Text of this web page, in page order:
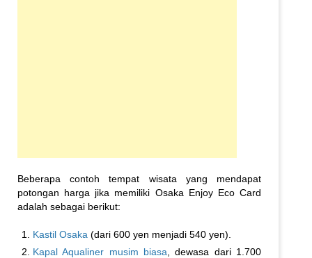
Beberapa contoh tempat wisata yang mendapat
potongan harga jika memiliki Osaka Enjoy Eco Card
adalah sebagai berikut:
Kastil Osaka (dari 600 yen menjadi 540 yen).
Kapal Aqualiner musim biasa , dewasa dari 1.700